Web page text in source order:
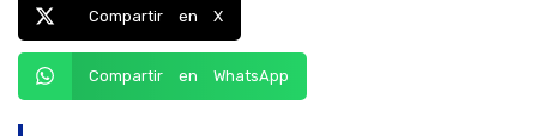
Compartir en X
Compartir en WhatsApp